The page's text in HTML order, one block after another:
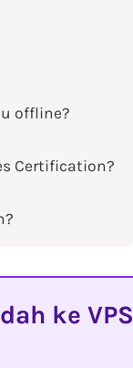
offline?
Certification?
ke VPS